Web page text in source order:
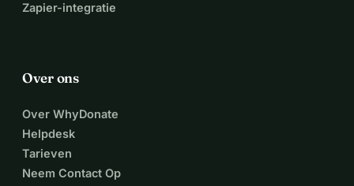
Zapier-integratie
Over ons
Over WhyDonate
Helpdesk
Tarieven
Neem Contact Op